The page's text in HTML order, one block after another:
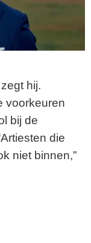
hij.
voorkeuren
bij de
die
niet binnen,”